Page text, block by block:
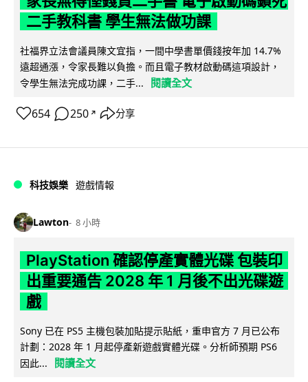
二手教科書 學生無法做功課
社福界立法會議員陳文宜指，一間中學書單價錢按年加 14.7%
遠超通漲，令家長難以負擔。而且電子教材啟動碼這項設計，
令學生無法完成功課，二手...
閱讀全文
654 250 ↗ 分享
科技娛樂 遊戲情報
Lawton 8 小時
PlayStation 確認停產實體光碟 包裝印
出重要通告 2028 年 1 月後不出光碟遊
戲
Sony 已在 PS5 主機包裝加貼提示貼紙，重申官方 7 月已公布
計劃：2028 年 1 月起停產新遊戲實體光碟。分析師預期 PS6
因此...
閱讀全文